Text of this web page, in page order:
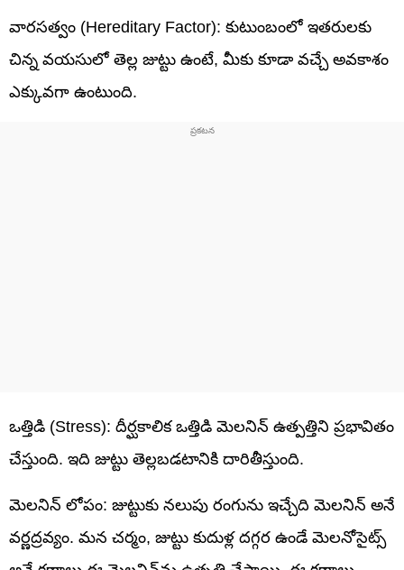
వారసత్వం (Hereditary Factor): కుటుంబంలో ఇతరులకు
చిన్న వయసులో తెల్ల జుట్టు ఉంటే, మీకు కూడా వచ్చే అవకాశం
ఎక్కువగా ఉంటుంది.
ఒత్తిడి (Stress): దీర్ఘకాలిక ఒత్తిడి మెలనిన్ ఉత్పత్తిని ప్రభావితం
చేస్తుంది. ఇది జుట్టు తెల్లబడటానికి దారితీస్తుంది.
మెలనిన్ లోపం: జుట్టుకు నలుపు రంగును ఇచ్చేది మెలనిన్ అనే
వర్ణద్రవ్యం. మన చర్మం, జుట్టు కుదుళ్ల దగ్గర ఉండే మెలనోసైట్స్